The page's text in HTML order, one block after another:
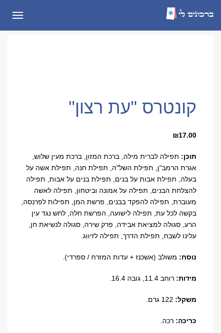
תפריט
קונטרס "עת רצון"
₪17.00
תוכן:תפילה לברית מילה, ברכת המזון, ברכת מעין שלוש,
אגרת הרמב"ן, תפילת השל"ה, תפילת חנה, תפילת אשה על
בעלה, תפילת אבות על בנים, תפילת בנים על אבות, תפילה
להצלחת הבנים, תפילה על אמונה וביטחון, תפילה לאשה
מעוברת, תפילה להפקד בבנים, פרשת המן, תפילות לפרנסה,
בקשה לכל עת, תפילה לישועה, הפרשת חלה, לחש נגד עין
הרע, סגולה למציאת אבידה, פרק שירה, סגולה לנשיאת חן,
עלינו לשבח, תפילת הדרך, תפילה לזיווג.
נוסח:משולב (אשכנז + עדות המזרח / ספרדי).
מידות:רוחב 11.4, גובה 16.4.
משקל:122 גרם.
כריכה:רכה.